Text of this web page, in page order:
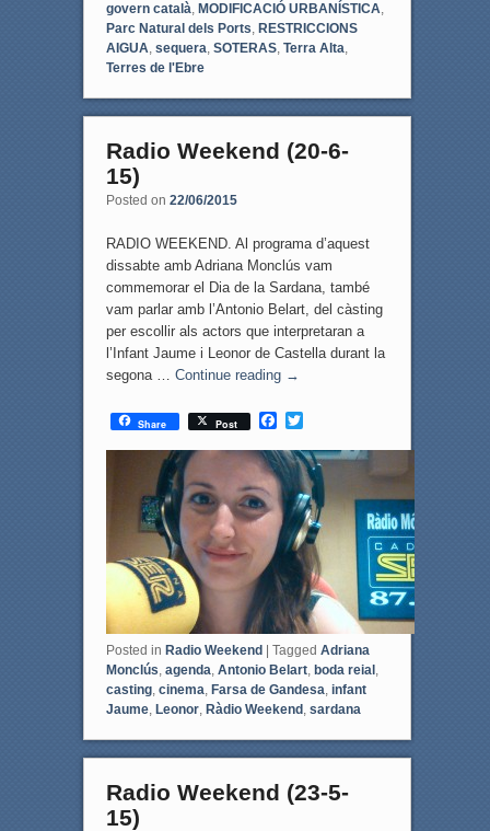
govern català, MODIFICACIÓ URBANÍSTICA,
Parc Natural dels Ports, RESTRICCIONS
AIGUA, sequera, SOTERAS, Terra Alta,
Terres de l'Ebre
Radio Weekend (20-6-
15)
Posted on 22/06/2015
RADIO WEEKEND. Al programa d’aquest
dissabte amb Adriana Monclús vam
commemorar el Dia de la Sardana, també
vam parlar amb l’Antonio Belart, del càsting
per escollir als actors que interpretaran a
l’Infant Jaume i Leonor de Castella durant la
segona … Continue reading →
Share Post
F
c
e
b
o
o
k
T
i
t
t
e
r
Posted in Radio Weekend | Tagged Adriana
Monclús agenda Antonio Belart, boda reial,
casting, cinema Farsa de Gandesa infant
Jaume, Leonor, Ràdio Weekend, sardana
Radio Weekend (23-5-
15)